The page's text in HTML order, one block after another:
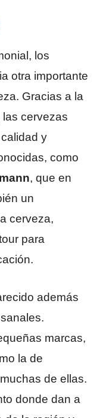
los
otra importante
Gracias a la
cervezas
y
como
, que en
un
cerveza,
para
además
marcas,
la de
de ellas.
donde dan a